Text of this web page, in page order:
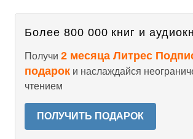
Более 800 000 книг и
Получи 2 месяца Литрес
подарок и наслаждайся
чтением
ПОЛУЧИТЬ ПОДАРОК